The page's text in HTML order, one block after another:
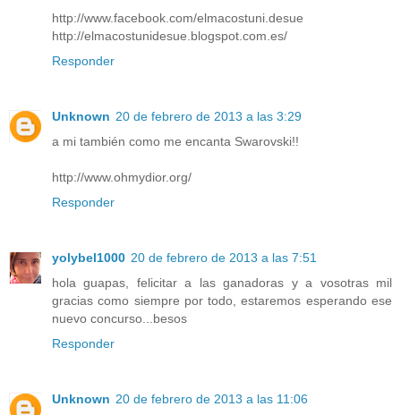
http://www.facebook.com/elmacostuni.desue
http://elmacostunidesue.blogspot.com.es/
Responder
Unknown 20 de febrero de 2013 a las 3:29
a mi también como me encanta Swarovski!!
http://www.ohmydior.org/
Responder
yolybel1000 20 de febrero de 2013 a las 7:51
hola guapas, felicitar a las ganadoras y a vosotras mil
gracias como siempre por todo, estaremos esperando ese
nuevo concurso...besos
Responder
Unknown 20 de febrero de 2013 a las 11:06